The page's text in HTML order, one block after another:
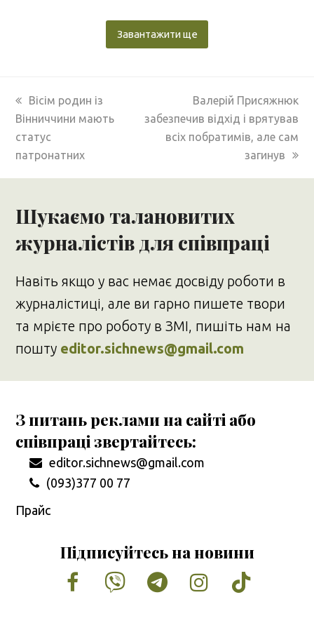
Завантажити ще
previous
post:
Вісім родин із
Вінниччини мають
статус
патронатних
next
post:
Валерій Присяжнюк
забезпечив відхід і врятував
всіх побратимів, але сам
загинув
Шукаємо талановитих
журналістів для співпраці
Навіть якщо у вас немає досвіду роботи в
журналістиці, але ви гарно пишете твори
та мрієте про роботу в ЗМІ, пишіть нам на
пошту editor.sichnews@gmail.com
З питань реклами на сайті або
співпраці звертайтесь:
editor.sichnews@gmail.com
(093)377 00 77
Прайс
Підписуйтесь на новини
Facebook
VimeoTumblrInstagram
Tiktok